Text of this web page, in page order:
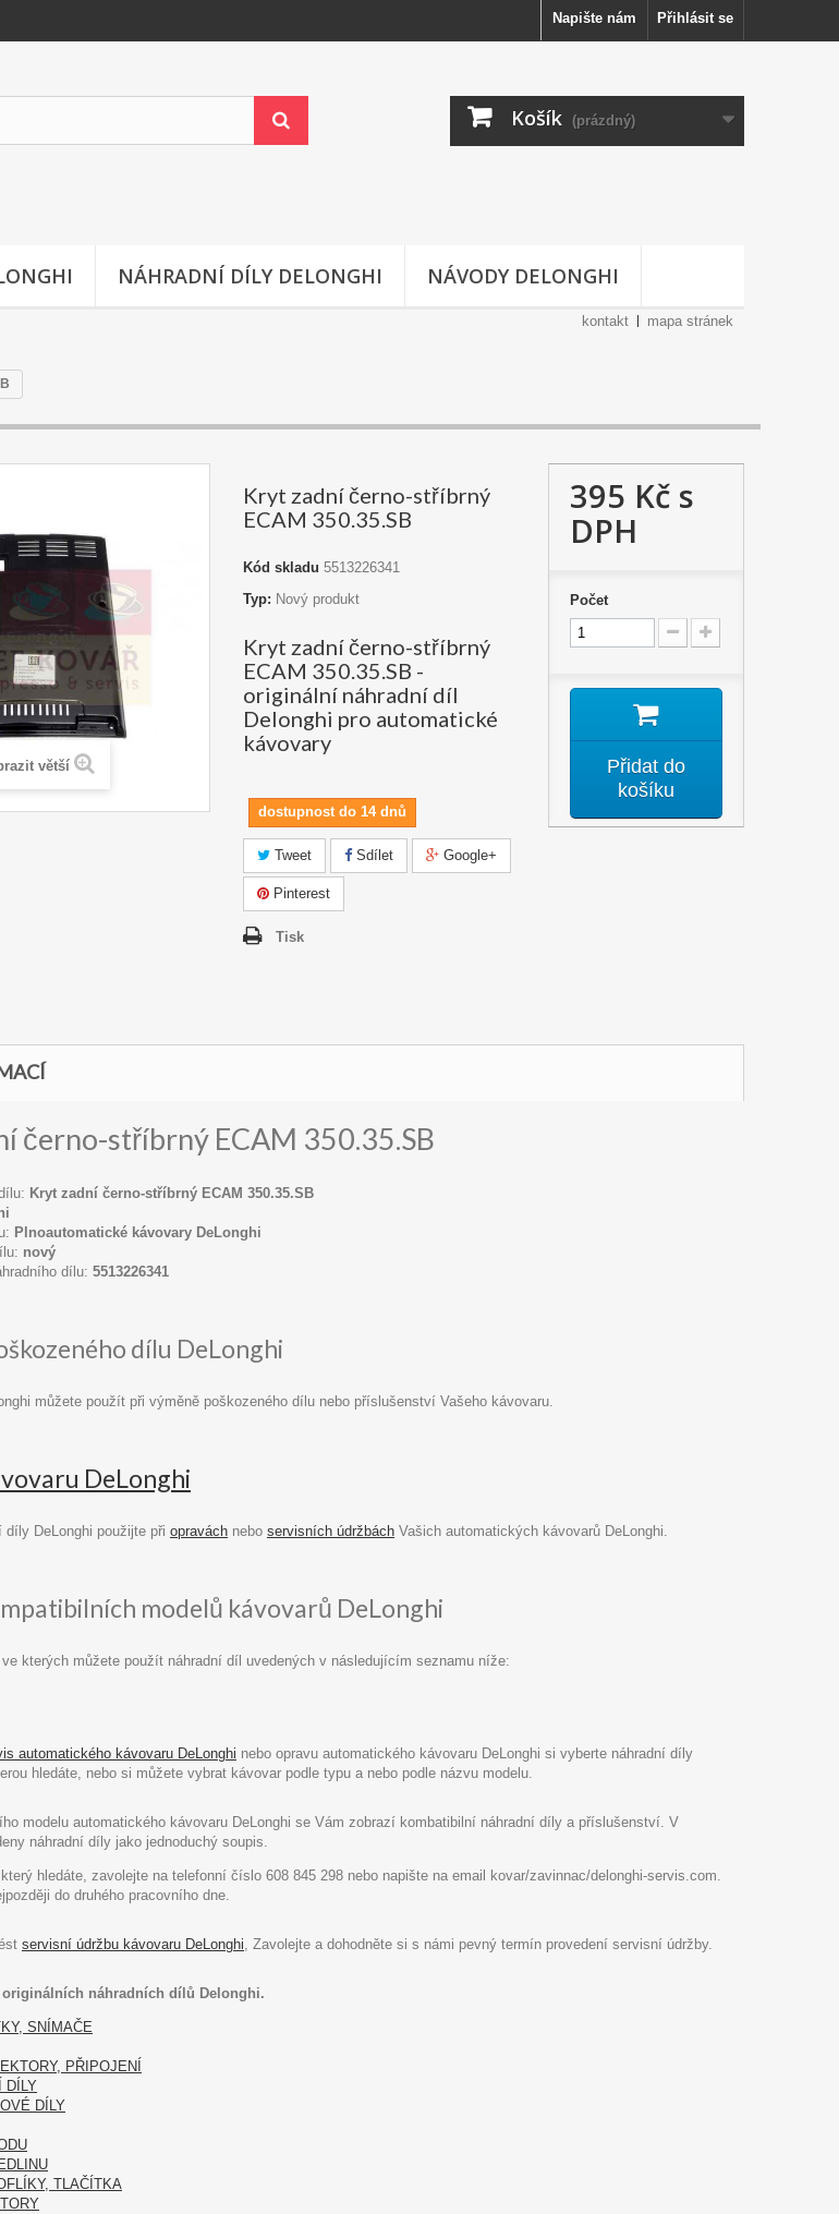
Přihlásit se
Napište nám
Košík (prázdný)
NÁHRADNÍ DÍLY DELONGHI NÁVODY DELONGHI
kontakt mapa stránek
větší
Kryt zadní černo-stříbrný
ECAM 350.35.SB
Kód skladu 5513226341
Typ: Nový produkt
Kryt zadní černo-stříbrný
ECAM 350.35.SB -
originální náhradní díl
Delonghi pro automatické
kávovary
dostupnost do 14 dnů
Tweet Sdílet Google+
Pinterest
Tisk
395 Kčs
DPH
Počet
Přidat do
košíku
černo-stříbrný ECAM 350.35.SB
Kryt zadní černo-stříbrný ECAM 350.35.SB
Plnoautomatické kávovary DeLonghi
nový
dílu: 5513226341
dílu DeLonghi
můžete použít při výměně poškozeného dílu nebo příslušenství Vašeho kávovaru.
DeLonghi
díly DeLonghi použijte při opravách nebo servisních údržbách Vašich automatických kávovarů DeLonghi.
modelů kávovarů DeLonghi
kterých můžete použít náhradní díl uvedených v následujícím seznamu níže:
automatického kávovaru DeLonghi nebo opravu automatického kávovaru DeLonghi si vyberte náhradní díly
hledáte, nebo si můžete vybrat kávovar podle typu a nebo podle názvu modelu.
modelu automatického kávovaru DeLonghi se Vám zobrazí kombatibilní náhradní díly a příslušenství. V
náhradní díly jako jednoduchý soupis.
hledáte, zavolejte na telefonní číslo 608 845 298 nebo napište na email kovar/zavinnac/delonghi-servis.com.
do druhého pracovního dne.
servisní údržbu kávovaru DeLonghi, Zavolejte a dohodněte si s námi pevný termín provedení servisní údržby.
náhradních dílů Delonghi.
SNÍMAČE
PŘIPOJENÍ
DÍLY
DÍLY
TLAČÍTKA